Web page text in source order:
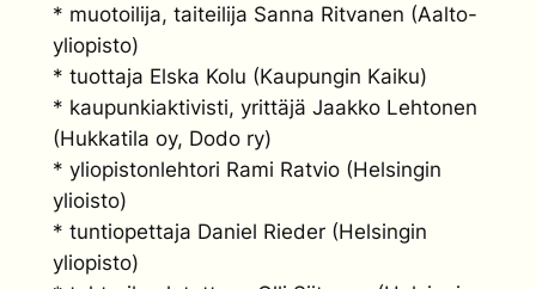
* muotoilija, taiteilija Sanna Ritvanen (Aalto-
yliopisto)
* tuottaja Elska Kolu (Kaupungin Kaiku)
* kaupunkiaktivisti, yrittäjä Jaakko Lehtonen
(Hukkatila oy, Dodo ry)
* yliopistonlehtori Rami Ratvio (Helsingin
ylioisto)
* tuntiopettaja Daniel Rieder (Helsingin
yliopisto)